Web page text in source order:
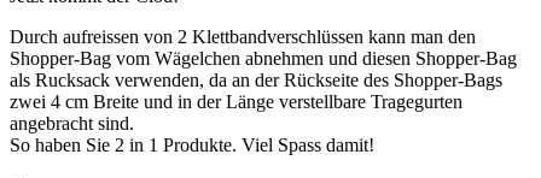
Durch aufreissen von 2 Klettbandverschlüssen kann man den
Shopper-Bag vom Wägelchen abnehmen und diesen Shopper-Bag
als Rucksack verwenden, da an der Rückseite des Shopper-Bags
zwei 4 cm Breite und in der Länge verstellbare Tragegurten
angebracht sind.
So haben Sie 2 in 1 Produkte. Viel Spass damit!